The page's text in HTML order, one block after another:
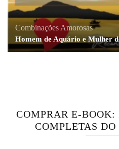
Combinações Amorosas
Homem de Aquário e Mulher
COMPRAR E-BOOK:
COMPLETAS